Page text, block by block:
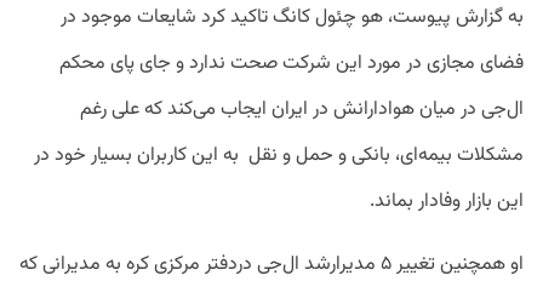
به گزارش پیوست، هو چئول کانگ تاکید کرد شایعات موجود در
فضای مجازی در مورد این شرکت صحت ندارد و جای پای محکم
ال‌جی در میان هوادارانش در ایران ایجاب می‌کند که علی رغم
مشکلات بیمه‌ای، بانکی و حمل و نقل به این کاربران بسیار خود در
این بازار وفادار بماند.
او همچنین تغییر ۵ مدیرارشد ال‌جی دردفتر مرکزی کره به مدیرانی که